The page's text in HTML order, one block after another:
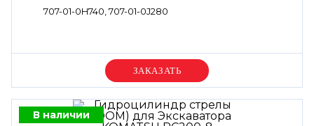
707-01-0H740, 707-01-0J280
Уточняйте цену
В наличии